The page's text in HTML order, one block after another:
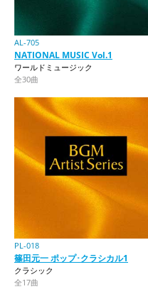
AL-705
NATIONAL MUSIC Vol.1
ワールドミュージック
全30曲
PL-018
篠田元一 ポップ･クラシカル1
クラシック
全17曲